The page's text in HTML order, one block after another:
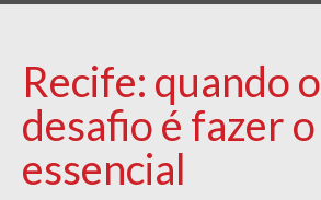
Recife: quando o
desafio é fazer o
essencial